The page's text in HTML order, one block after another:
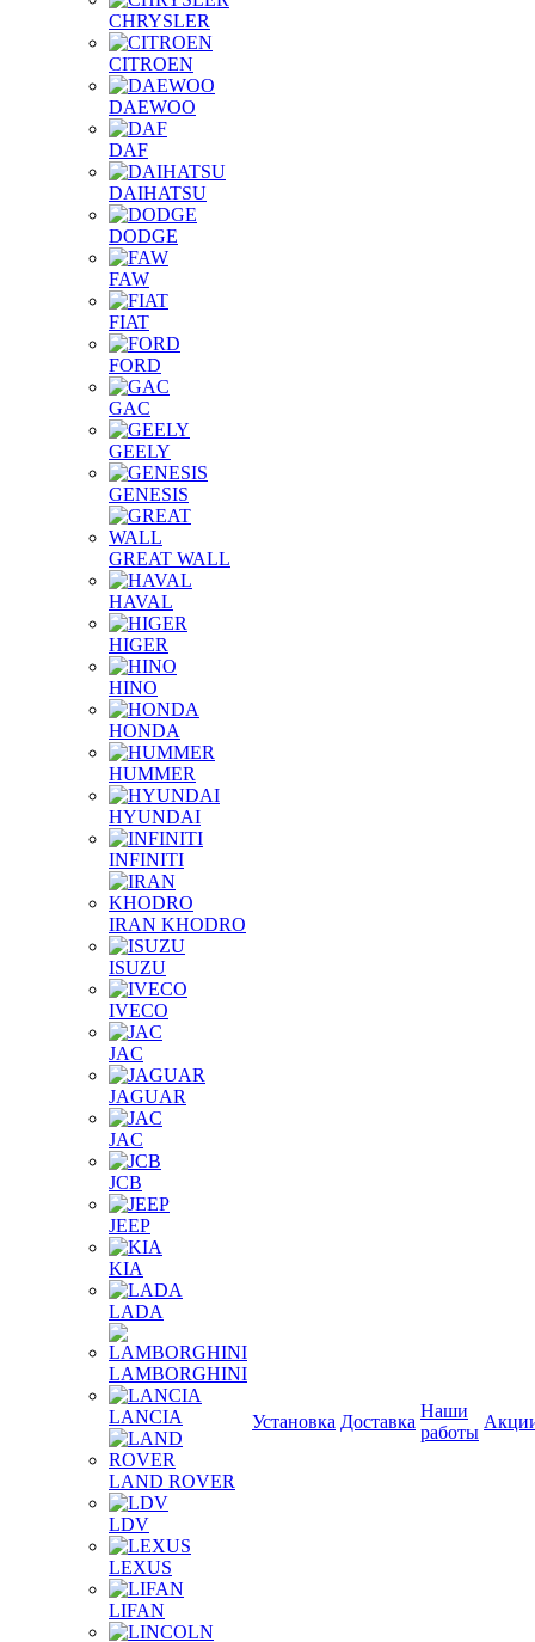
CHRYSLER
CITROEN
DAEWOO
DAF
DAIHATSU
DODGE
FAW
FIAT
FORD
GAC
GEELY
GENESIS
GREAT WALL
HAVAL
HIGER
HINO
HONDA
HUMMER
HYUNDAI
INFINITI
IRAN KHODRO
ISUZU
IVECO
JAC
JAGUAR
JAС
JCB
JEEP
KIA
LADA
LAMBORGHINI
LANCIA
LAND ROVER
LDV
LEXUS
LIFAN
Установка Доставка
Наши
работы